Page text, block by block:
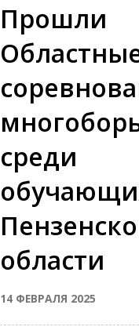
Прошли
среди
области
14 ФЕВРАЛЯ 2025